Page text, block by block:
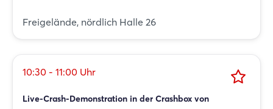
Freigelände, nördlich Halle 26
10:30 - 11:00 Uhr
Live-Crash-Demonstration in der Crashbox von